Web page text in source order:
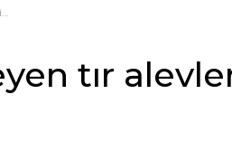
tır